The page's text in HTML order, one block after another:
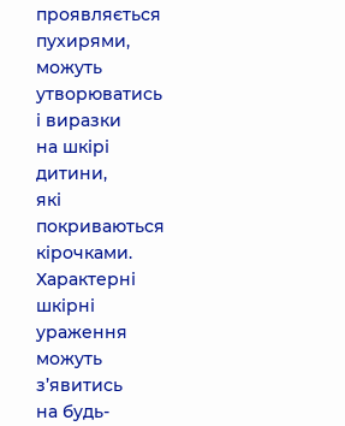
проявляється
пухирями,
можуть
утворюватись
і виразки
на шкірі
дитини,
які
покриваються
кірочками.
Характерні
шкірні
ураження
можуть
з’явитись
на будь-